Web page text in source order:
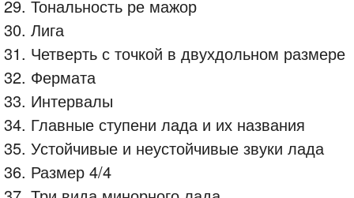
29. Тональность ре мажор
30. Лига
31. Четверть с точкой в двухдольном размере
32. Фермата
33. Интервалы
34. Главные ступени лада и их названия
35. Устойчивые и неустойчивые звуки лада
36. Размер 4/4